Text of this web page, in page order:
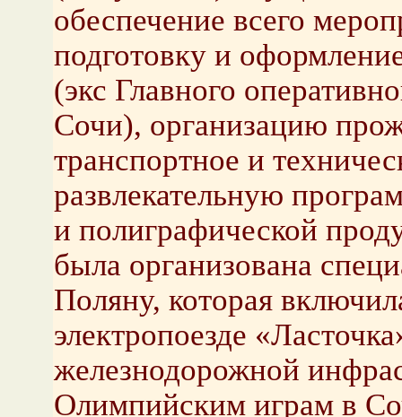
обеспечение всего
подготовку и
(экс Главного
Сочи), организацию
транспортное и
развлекательную
и полиграфической
была организована
Поляну, которая
электропоезде
железнодорожной
Олимпийским играм в